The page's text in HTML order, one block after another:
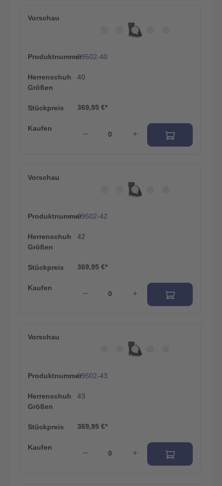
Vorschau
Produktnummer69502-40
Herrenschuh
Größen
40
Stückpreis 369,95 €*
Kaufen
Vorschau
Produktnummer69502-42
Herrenschuh
Größen
42
Stückpreis 369,95 €*
Kaufen
Vorschau
Produktnummer69502-43
Herrenschuh
Größen
43
Stückpreis 369,95 €*
Kaufen